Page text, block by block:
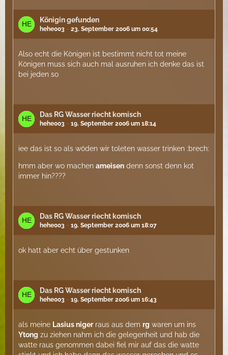
Königin gefunden
hehe003 23. September 2006 um 00:54
Also echt die Königen ist bestimmt nicht tot meine
Königen muss sich auch mal ausruhen ich denke das ist
bei jeden so
Das RG Wasser riecht komisch
hehe003 19. September 2006 um 18:14
iee das ist so als wöden wir toleten wasser trinken :brech:
hmm aber wo machen ameisen denn sonst denn kot
immer hin????
Das RG Wasser riecht komisch
hehe003 19. September 2006 um 18:07
ok hatt aber echt über gestunken
Das RG Wasser riecht komisch
hehe003 19. September 2006 um 16:43
als meine Lasius nigerraus aus dem rg waren um ins
Ytong zu ziehen nahm ich die gelegenheit und hab die
watte raus genommen dabei fiel mir auf das die watte